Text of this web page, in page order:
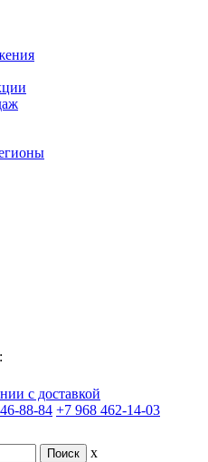
с доставкой
88-84 +7 968 462-14-03
x